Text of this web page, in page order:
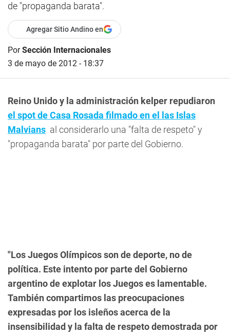
de "propaganda barata".
Agregar Sitio Andino en
PorSección Internacionales
3 de mayo de 2012 - 18:37
Reino Unido y la administración kelper repudiaron
el spot de Casa Rosada filmado en el las Islas
Malvians al considerarlo una "falta de respeto" y
"propaganda barata" por parte del Gobierno.
"Los Juegos Olímpicos son de deporte, no de
política. Este intento por parte del Gobierno
argentino de explotar los Juegos es lamentable.
También compartimos las preocupaciones
expresadas por los isleños acerca de la
insensibilidad y la falta de respeto demostrada por